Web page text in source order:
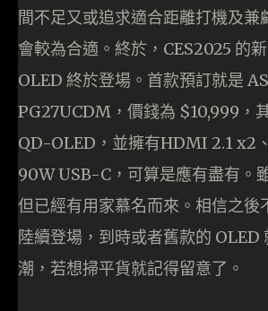
間不足又或追求適合距離打機及兼
會較為合適。終於，CES2025 的
OLED 終於登場。首款預訂就是
PG27UCDM，價錢為 $10,999，
QD-OLED，並擁有HDMI 2.1 x2
90W USB-C，可算是應有盡有。
但已經有用家慕名而來。相信之後
陸續登場，到時或者舊款的 OLED
潮，若想掃平貨就記得留意了。